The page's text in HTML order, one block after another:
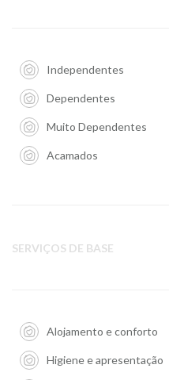
Independentes
Dependentes
Muito Dependentes
Acamados
SERVIÇOS DE BASE
Alojamento e conforto
Higiene e apresentação